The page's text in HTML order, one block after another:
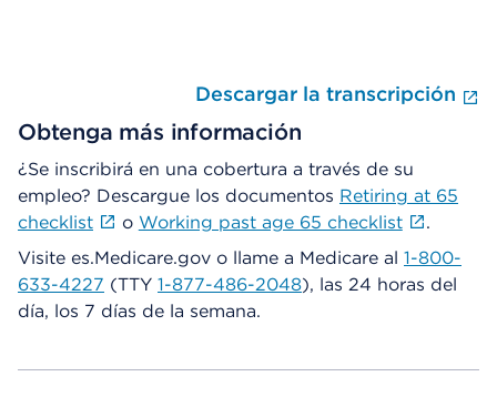
Descargar la transcripción
Obtenga más información
¿Se inscribirá en una cobertura a través de su
empleo? Descargue los documentos Retiring at 65
checklist
o Working past age 65 checklist
.
Visite es.Medicare.gov o llame a Medicare al 1-800-
633-4227 (TTY 1-877-486-2048), las 24 horas del
día, los 7 días de la semana.